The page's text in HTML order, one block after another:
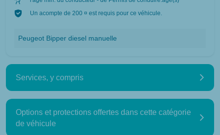
Un acompte de 200 ¤ est requis pour ce véhicule.
Peugeot Bipper diesel manuelle
Services, y compris
Options et protections offertes dans cette catégorie
de véhicule